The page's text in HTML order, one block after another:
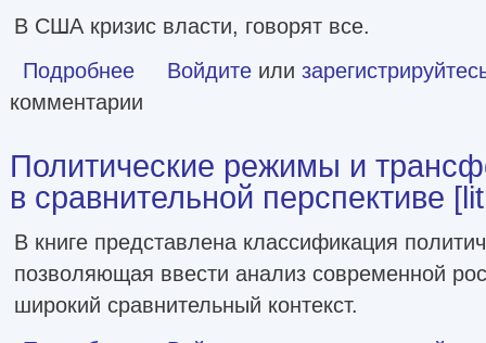
В США кризис власти, говорят все.
Подробнее о Ни одна демократия не длится вечно
Войдите или
комментарии
Политические режимы и
в сравнительной перспективе
В книге представлена классификация
позволяющая ввести анализ современной
широкий сравнительный контекст.